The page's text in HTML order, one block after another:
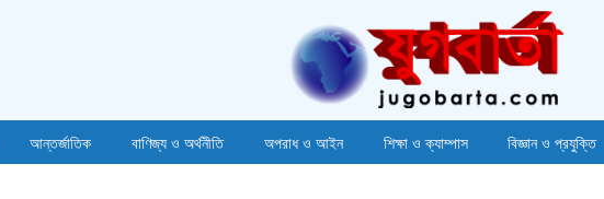
আন্তর্জাতিক বাণিজ্য ও অর্থনীতি অপরাধ ও আইন শিক্ষা ও ক্যাম্পাস বিজ্ঞান ও প্রযুক্তি